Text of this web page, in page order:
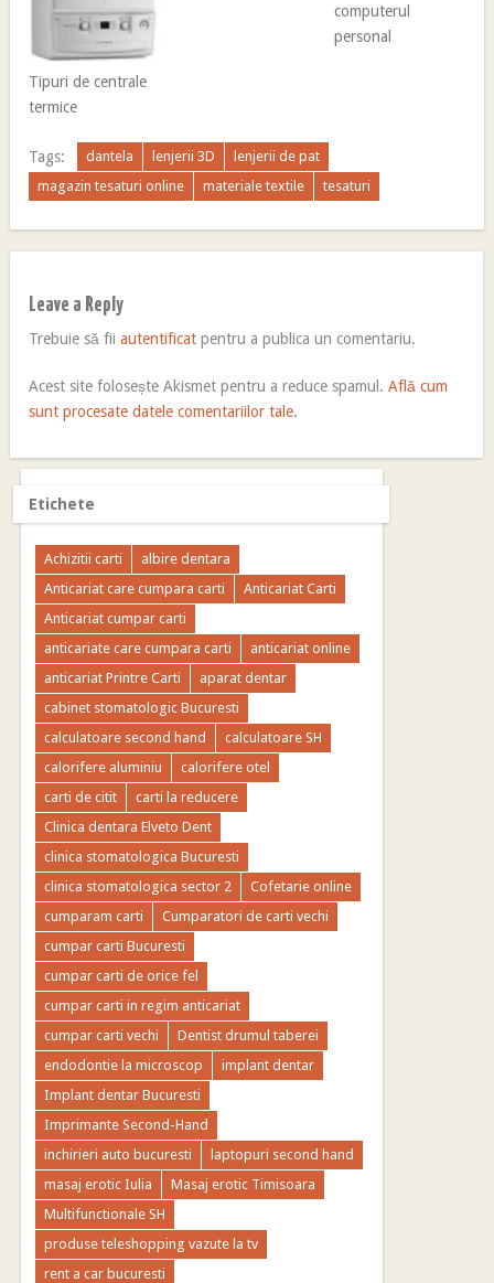
Tipuri de centrale
termice
computerul
personal
Tags: dantela lenjerii 3D
lenjerii de pat
magazin tesaturi online
materiale textile tesaturi
Leave a Reply
Trebuie să fiiautentificat pentru a publica un comentariu.
Acest site folosește Akismet pentru a reduce spamul.Află cum
sunt procesate datele comentariilor tale.
Etichete
Achizitii carti
albire dentara
Anticariat care cumpara carti
Anticariat Carti
Anticariat cumpar carti
anticariate care cumpara carti
anticariat online
anticariat Printre Carti
aparat dentar
cabinet stomatologic Bucuresti
calculatoare second hand
calculatoare SH
calorifere aluminiu
calorifere otel
carti de citit
carti la reducere
Clinica dentara Elveto Dent
clinica stomatologica Bucuresti
clinica stomatologica sector 2
Cofetarie online
cumparam carti
Cumparatori de carti vechi
cumpar carti Bucuresti
cumpar carti de orice fel
cumpar carti in regim anticariat
cumpar carti vechi
Dentist drumul taberei
endodontie la microscop
implant dentar
Implant dentar Bucuresti
Imprimante Second-Hand
inchirieri auto bucuresti
laptopuri second hand
masaj erotic Iulia
Masaj erotic Timisoara
Multifunctionale SH
produse teleshopping vazute la tv
rent a car bucuresti